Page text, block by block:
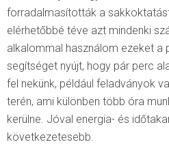
forradalmasították a
elérhetőbbé téve azt mindenki
alkalommal használom ezeket a
segítséget nyújt, hogy pár perc
fel nekünk, például feladványok
terén, ami különben több óra
kerülne. Jóval energia- és
következetesebb.